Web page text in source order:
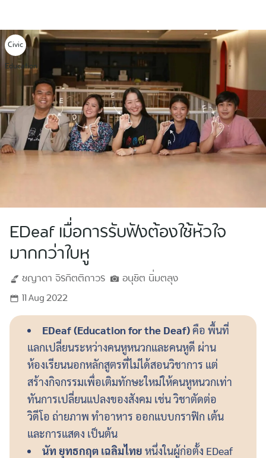
content
Civic
Education
EDeaf เมื่อการรับฟังต้องใช้หัวใจ
มากกว่าใบหู
ชญาดา จิรกิตติถาวร อนุชิต นิ่มตลุง
11 Aug 2022
EDeaf (Education for the Deaf)คือ พื้นที่
แลกเปลี่ยนระหว่างคนหูหนวกและคนหูดี ผ่าน
ห้องเรียนนอกหลักสูตรที่ไม่ได้สอนวิชาการ แต่
สร้างกิจกรรมเพื่อเติมทักษะใหม่ให้คนหูหนวกเท่า
ทันการเปลี่ยนแปลงของสังคม เช่น วิชาตัดต่อ
วิดีโอ ถ่ายภาพ ทำอาหาร ออกแบบกราฟิก เต้น
และการแสดง เป็นต้น
นัท ยุทธกฤต เฉลิมไทย หนึ่งในผู้ก่อตั้ง EDeaf